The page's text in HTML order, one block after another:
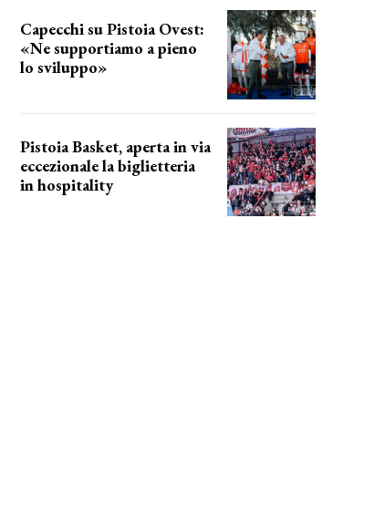
Capecchi su Pistoia Ovest:
«Ne supportiamo a pieno
lo sviluppo»
Pistoia Basket, aperta in via
eccezionale la biglietteria
in hospitality